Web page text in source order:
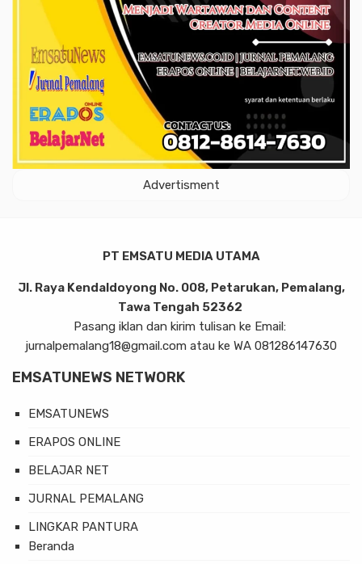
Advertisment
PT EMSATU MEDIA UTAMA
Jl. Raya Kendaldoyong No. 008, Petarukan, Pemalang,
Tawa Tengah 52362
Pasang iklan dan kirim tulisan ke Email:
jurnalpemalang18@gmail.com atau ke WA 081286147630
EMSATUNEWS NETWORK
EMSATUNEWS
ERAPOS ONLINE
BELAJAR NET
JURNAL PEMALANG
LINGKAR PANTURA
Beranda